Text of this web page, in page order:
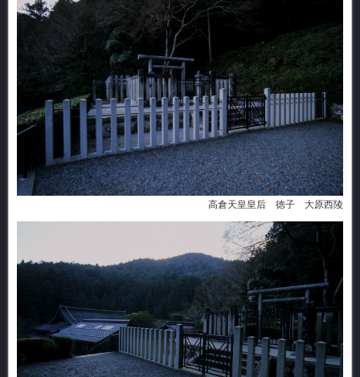
高倉天皇皇后 徳子 大原西陵